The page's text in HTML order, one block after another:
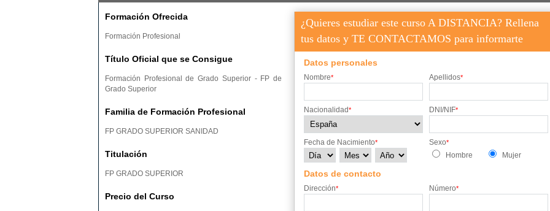
PROVINCIA DE CEUTA PROVINCIA DE MELILLA
SALAMANCA
SEVILLA
SORIA
TARRAGONA
TOLEDO
VALENCIA
ZAMORA ZARAGOZA
¿Quieres estudiar este curso A DISTANCIA? Rellena
tus datos y TE CONTACTAMOS para informarte
Datos personales
Nombre* Apellidos*
Nacionalidad* DNI/NIF*
Fecha de Nacimiento* Sexo*
Hombre Mujer
Datos de contacto
Dirección* Número*
Formación Ofrecida
Formación Profesional
Título Oficial que se Consigue
Formación Profesional de Grado Superior - FP de
Grado Superior
Familia de Formación Profesional
FP GRADO SUPERIOR SANIDAD
Titulación
FP GRADO SUPERIOR
Precio del Curso